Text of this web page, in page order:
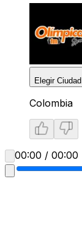
Elegir Ciudad
Colombia
00:00 / 00:00